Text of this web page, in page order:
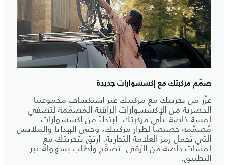
صمّم مركبتك مع إكسسوارات جديدة
عزّز من تجربتك مع مركبتك عبر استكشاف مجموعتنا
الحصرية من الإكسسوارات الراقية المُصمّمة لتضفي
لمسة خاصة على مركبتك. ابتداءً من إكسسوارات
مُصمّمة خصيصاً لطراز مركبتك، وحتى الهدايا والملابس
التي تحمل رمز العلامة التجارية. ارتقِ بتجربتك مع
لمسات خاصة من الرُقي. تصفّح واطلب بسهولة عبر
التطبيق.